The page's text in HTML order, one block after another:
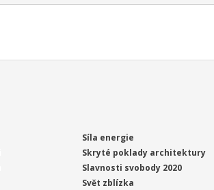
Síla energie
Skryté poklady architektury
Slavnosti svobody 2020
Svět zblízka